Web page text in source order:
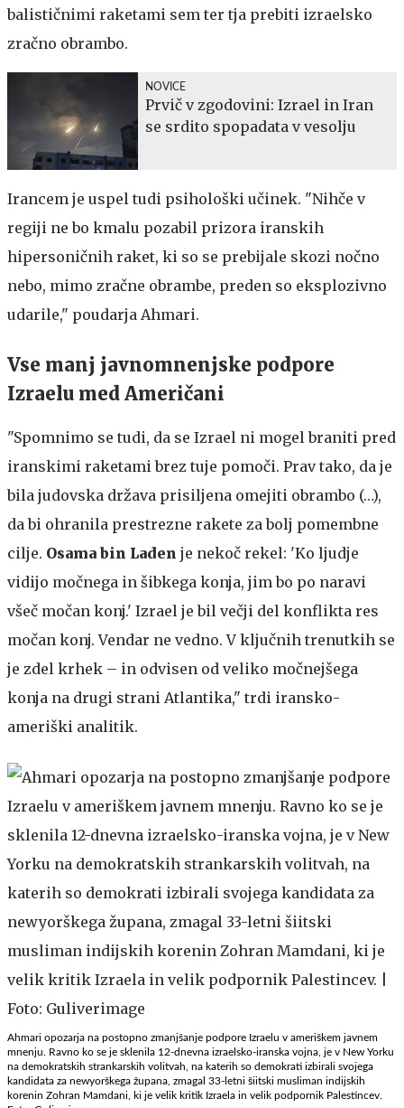
balističnimi raketami sem ter tja prebiti izraelsko
zračno obrambo.
NOVICE
Prvič v zgodovini: Izrael in Iran
se srdito spopadata v vesolju
Irancem je uspel tudi psihološki učinek. "Nihče v
regiji ne bo kmalu pozabil prizora iranskih
hipersoničnih raket, ki so se prebijale skozi nočno
nebo, mimo zračne obrambe, preden so eksplozivno
udarile," poudarja Ahmari.
Vse manj javnomnenjske podpore
Izraelu med Američani
"Spomnimo se tudi, da se Izrael ni mogel braniti pred
iranskimi raketami brez tuje pomoči. Prav tako, da je
bila judovska država prisiljena omejiti obrambo (…),
da bi ohranila prestrezne rakete za bolj pomembne
cilje. Osama bin Laden je nekoč rekel: 'Ko ljudje
vidijo močnega in šibkega konja, jim bo po naravi
všeč močan konj.' Izrael je bil večji del konflikta res
močan konj. Vendar ne vedno. V ključnih trenutkih se
je zdel krhek – in odvisen od veliko močnejšega
konja na drugi strani Atlantika," trdi iransko-
ameriški analitik.
Ahmari opozarja na postopno zmanjšanje podpore Izraelu v ameriškem javnem
mnenju. Ravno ko se je sklenila 12-dnevna izraelsko-iranska vojna, je v New Yorku
na demokratskih strankarskih volitvah, na katerih so demokrati izbirali svojega
kandidata za newyorškega župana, zmagal 33-letni šiitski musliman indijskih
korenin Zohran Mamdani, ki je velik kritik Izraela in velik podpornik Palestincev.